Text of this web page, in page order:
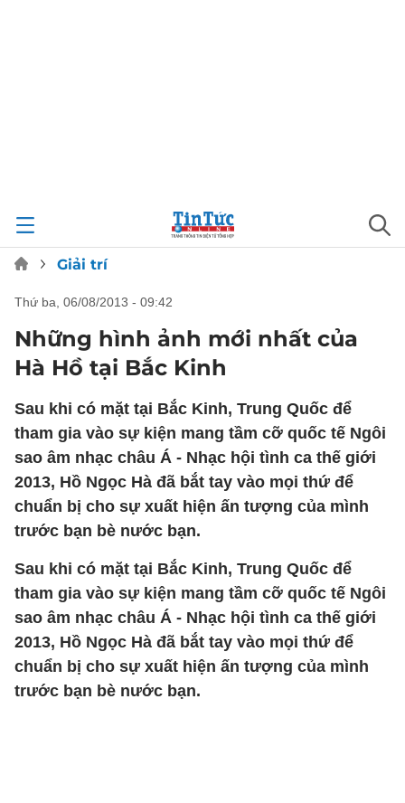
Giải trí
thứ ba, 06/08/2013 - 09:42
Những hình ảnh mới nhất của
Hà Hồ tại Bắc Kinh
Sau khi có mặt tại Bắc Kinh, Trung Quốc để
tham gia vào sự kiện mang tầm cỡ quốc tế Ngôi
sao âm nhạc châu Á - Nhạc hội tình ca thế giới
2013, Hồ Ngọc Hà đã bắt tay vào mọi thứ để
chuẩn bị cho sự xuất hiện ấn tượng của mình
trước bạn bè nước bạn.
Sau khi có mặt tại Bắc Kinh, Trung Quốc để
tham gia vào sự kiện mang tầm cỡ quốc tế Ngôi
sao âm nhạc châu Á - Nhạc hội tình ca thế giới
2013, Hồ Ngọc Hà đã bắt tay vào mọi thứ để
chuẩn bị cho sự xuất hiện ấn tượng của mình
trước bạn bè nước bạn.